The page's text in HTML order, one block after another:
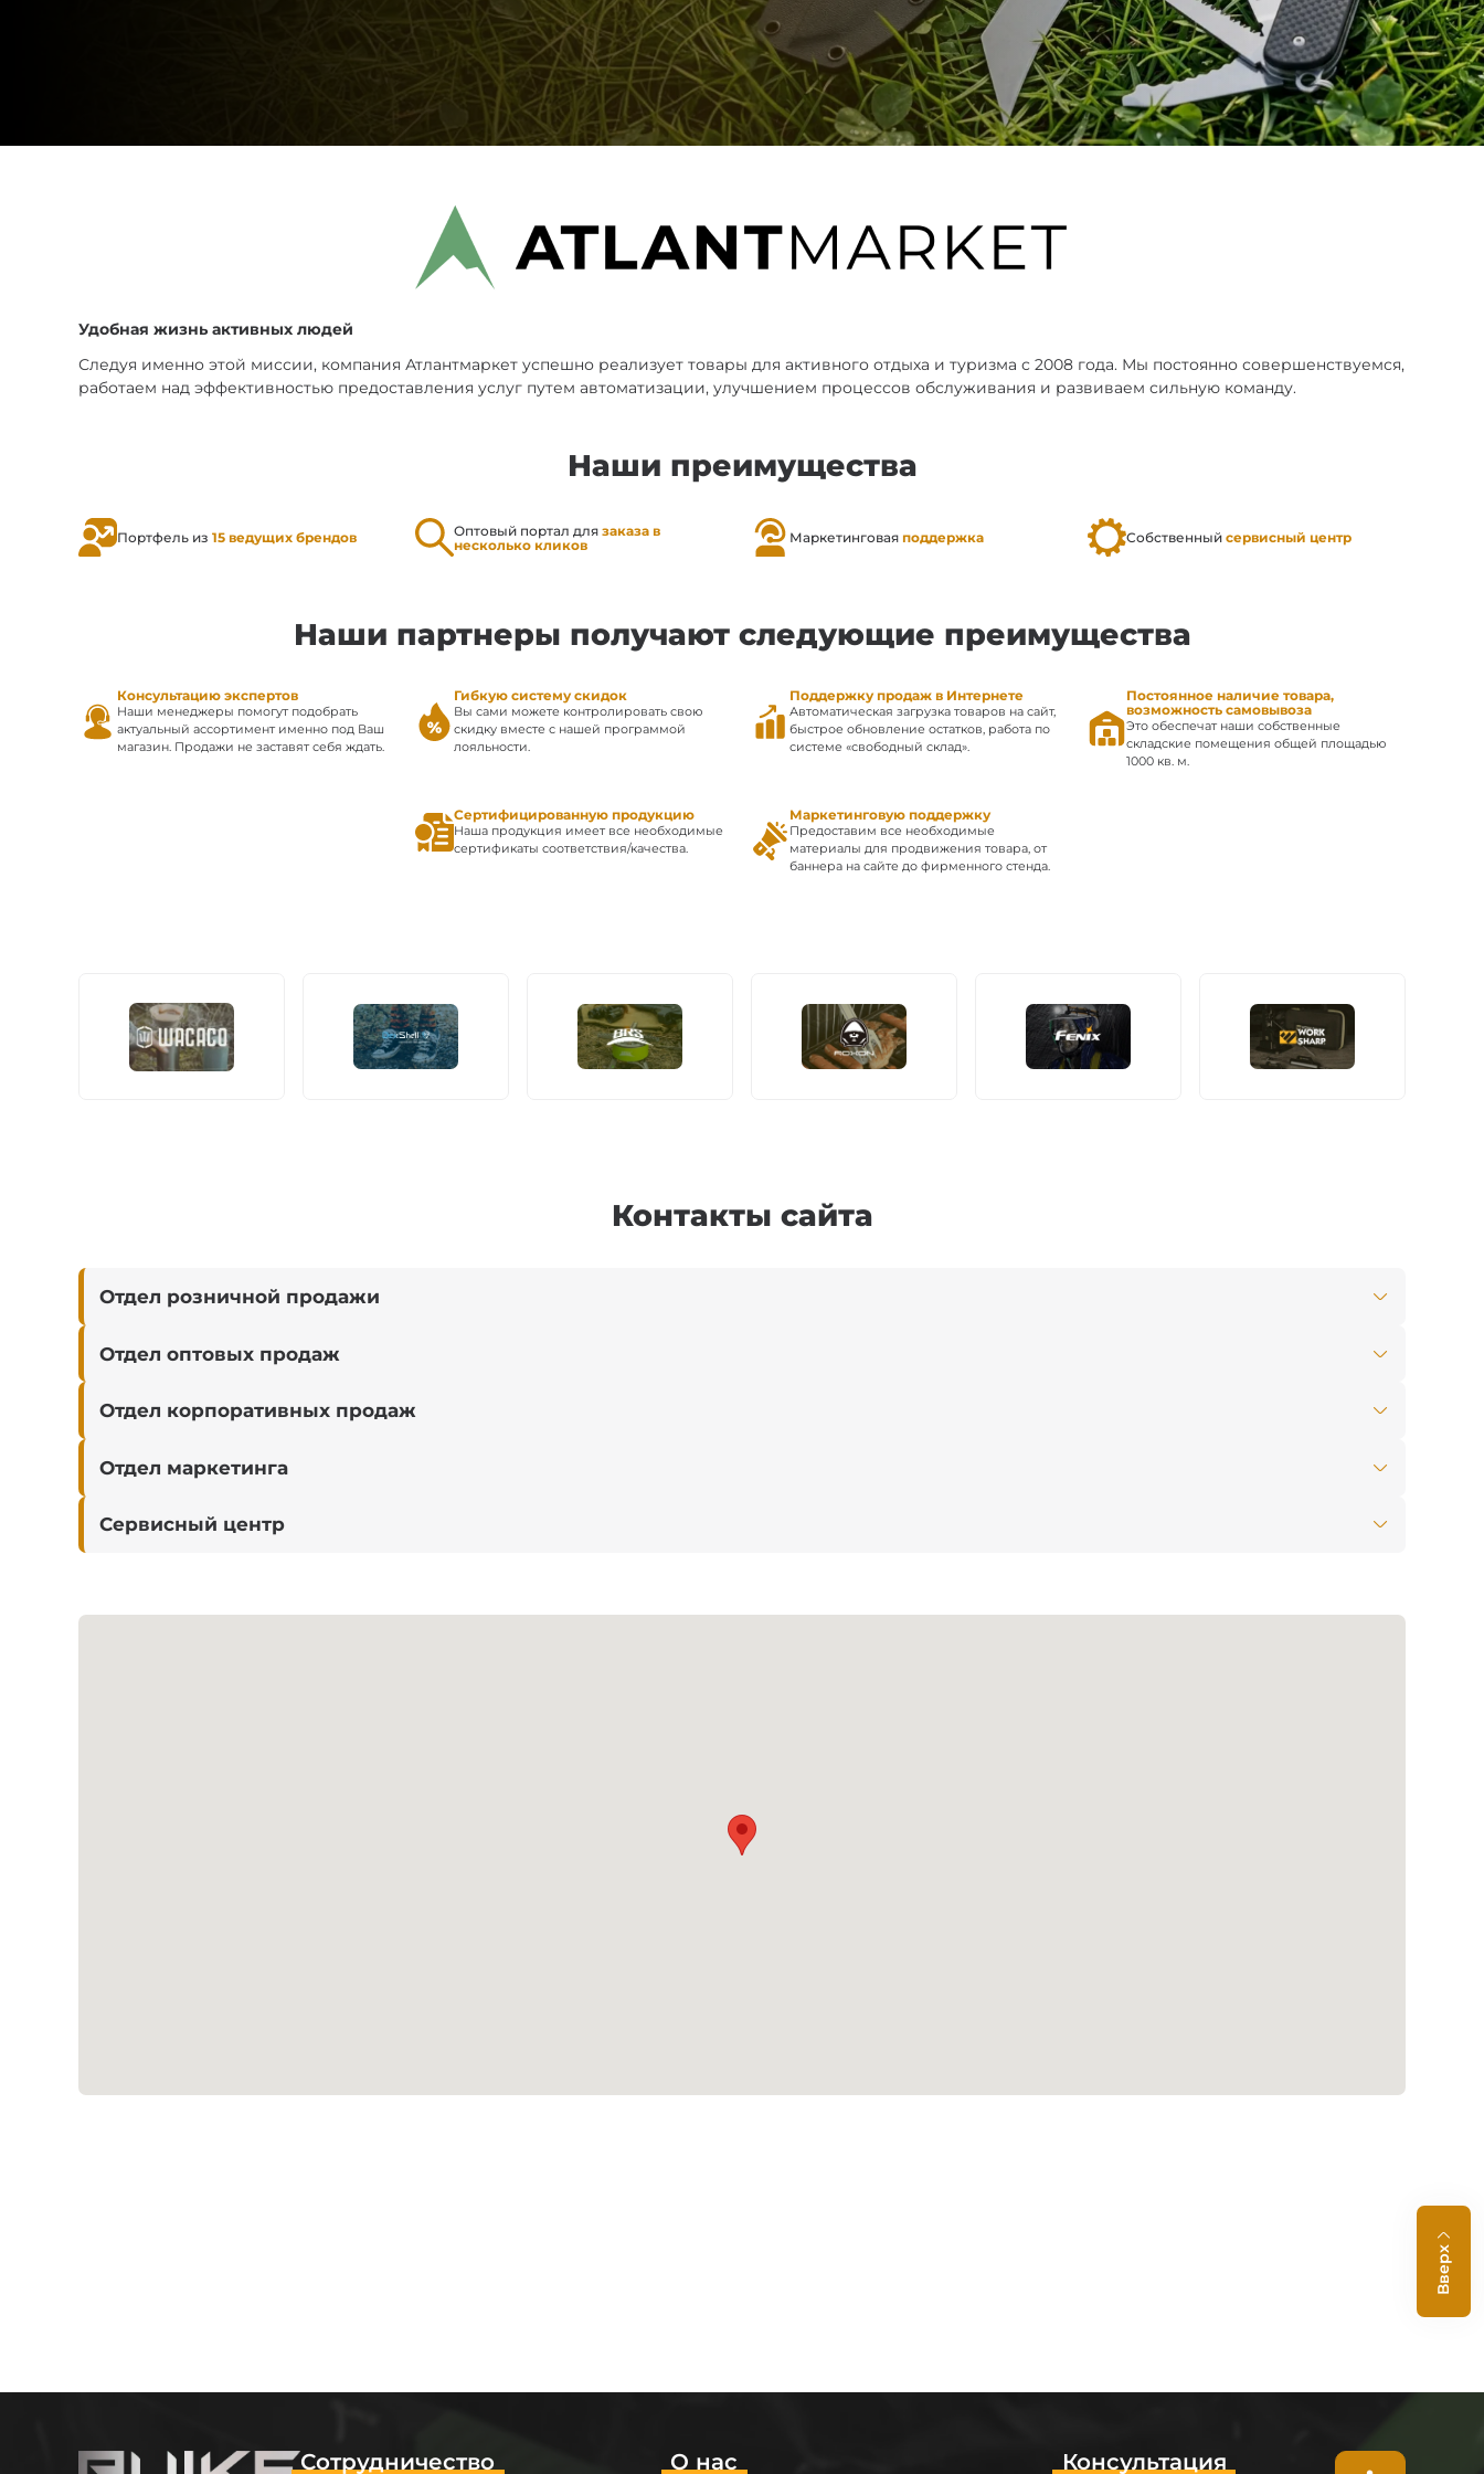
Для защитников
Карманные
Туристические
Рыболовные
Удобная жизнь активных людей
Следуя именно этой миссии, компания Атлантмаркет успешно реализует товары для активного отдыха и туризма с 2008 года. Мы постоянно совершенствуемся,
работаем над эффективностью предоставления услуг путем автоматизации, улучшением процессов обслуживания и развиваем сильную команду.
Наши преимущества
Портфель из15 ведущих брендов Оптовый портал для заказа в
несколько кликов
Маркетинговаяподдержка Собственный сервисный центр
Наши партнеры получают следующие преимущества
Консультацию экспертов
Наши менеджеры помогут подобрать
актуальный ассортимент именно под Ваш
магазин. Продажи не заставят себя ждать.
Гибкую систему скидок
Вы сами можете контролировать свою
скидку вместе с нашей программой
лояльности.
Поддержку продаж в Интернете
Автоматическая загрузка товаров на сайт,
быстрое обновление остатков, работа по
системе «свободный склад».
Постоянное наличие товара,
возможность самовывоза
Это обеспечат наши собственные
складские помещения общей площадью
1000 кв. м.
Сертифицированную продукцию
Наша продукция имеет все необходимые
сертификаты соответствия/качества.
Маркетинговую поддержку
Предоставим все необходимые
материалы для продвижения товара, от
баннера на сайте до фирменного стенда.
Контакты сайта
Отдел розничной продажи
Отдел оптовых продаж
Отдел корпоративных продаж
Отдел маркетинга
Сервисный центр
Вверх
О нас
Сотрудничество Консультация